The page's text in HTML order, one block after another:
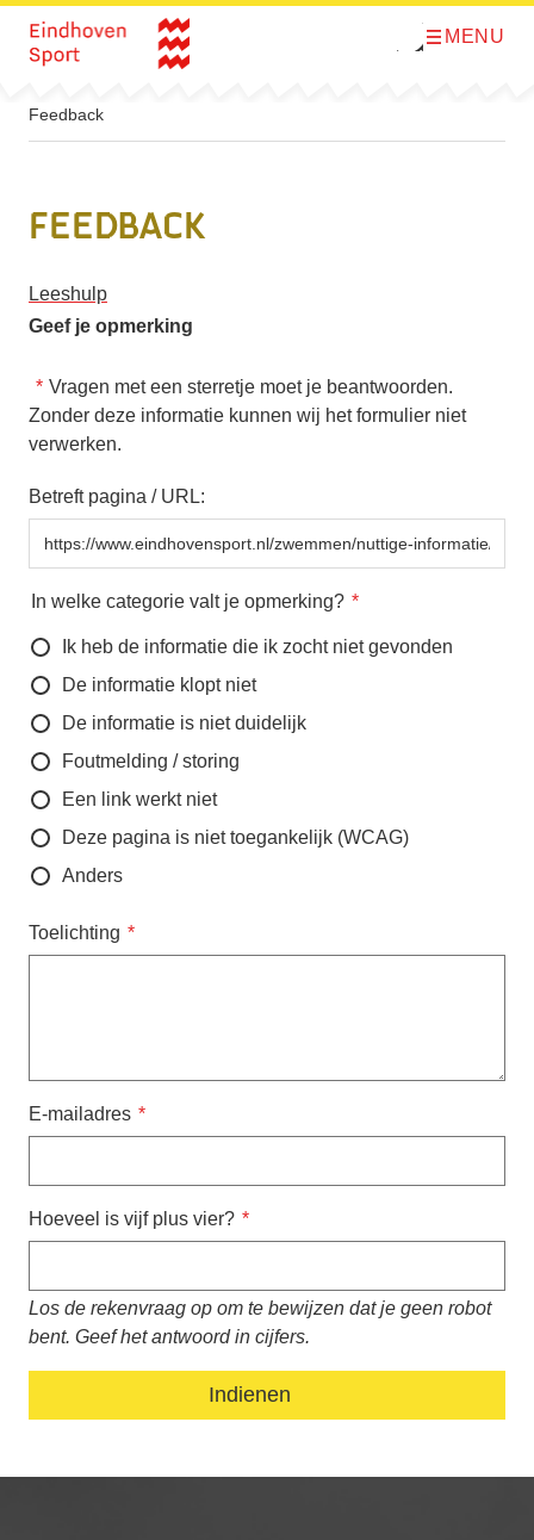
Direct naar de inhoud
O
n
MENU
Feedback
Feedback
Leeshulp
Geef je opmerking
Vragen met een sterretje moet je beantwoorden.
Zonder deze informatie kunnen wij het formulier niet
verwerken.
Betreft pagina / URL:
In welke categorie valt je opmerking?
Ik heb de informatie die ik zocht niet gevonden
De informatie klopt niet
De informatie is niet duidelijk
Foutmelding / storing
Een link werkt niet
Deze pagina is niet toegankelijk (WCAG)
Anders
Toelichting
E-mailadres
Hoeveel is vijf plus vier?
Los de rekenvraag op om te bewijzen dat je geen robot
bent. Geef het antwoord in cijfers.